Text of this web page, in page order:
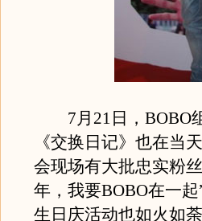
7月21日，BOBO组
《交换日记》也在当
会现场有大批忠实粉
年，我要BOBO在一
生日庆活动也如火如